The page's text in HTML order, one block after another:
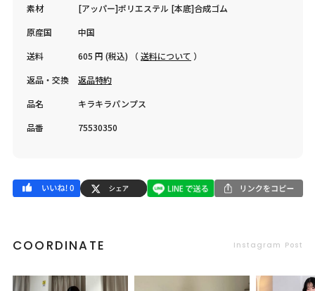
素材
[アッパー]ポリエステル [本底]合成ゴム
原産国
中国
送料
605 円 (税込) （ 送料について ）
返品・交換
返品特約
品名
キラキラパンプス
品番
75530350
COORDINATE Instagram Post